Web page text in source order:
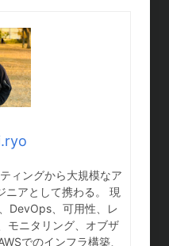
ィングから大規模なア
ニアとして携わる。 現
DevOps、可用性、レ
モニタリング、オブザ
でのインフラ構築、